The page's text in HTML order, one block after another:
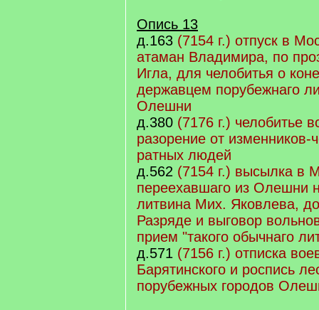
Опись 13
д.163 (7154 г.) отпуск в
атаман Владимира, по
Игла, для челобитья о
державцем порубежнаго
Олешни
д.380 (7176 г.) челобитье
разорение от изменников-
ратных людей
д.562 (7154 г.) высылка в
переехавшаго из Олешни
литвина Мих. Яковлева,
Разряде и выговор
прием "такого обычнаго
д.571 (7156 г.) отписка
Барятинского и роспись
порубежных городов